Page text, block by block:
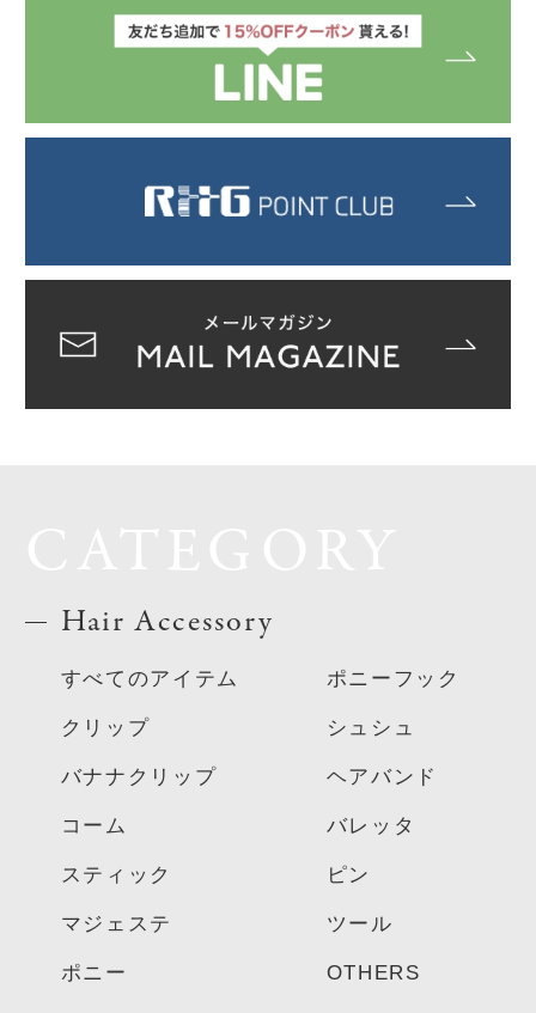
Hair Accessory
すべてのアイテム
クリップ
バナナクリップ
コーム
スティック
マジェステ
ポニー
ポニーフック
シュシュ
ヘアバンド
バレッタ
ピン
ツール
OTHERS